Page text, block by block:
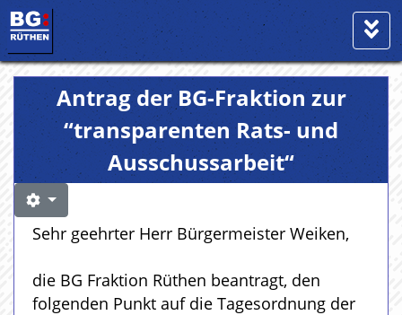
Antrag der BG-Fraktion zur
“transparenten Rats- und
Ausschussarbeit“
Sehr geehrter Herr Bürgermeister Weiken,
die BG Fraktion Rüthen beantragt, den
folgenden Punkt auf die Tagesordnung der